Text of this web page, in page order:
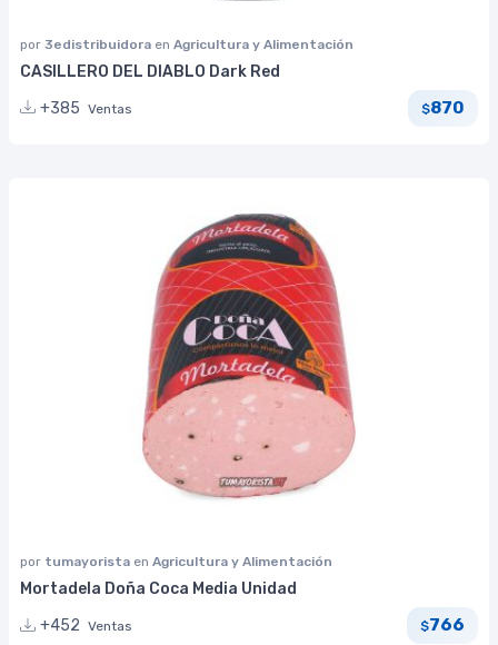
por 3edistribuidora en Agricultura y Alimentación
CASILLERO DEL DIABLO Dark Red
+385 Ventas $870
por tumayorista en Agricultura y Alimentación
Mortadela Doña Coca Media Unidad
+452 Ventas $766